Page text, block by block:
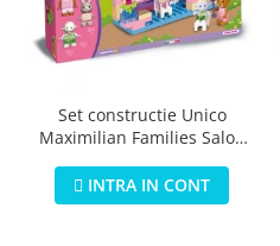
Set constructie Unico
Maximilian Families Salon
INTRA IN CONT